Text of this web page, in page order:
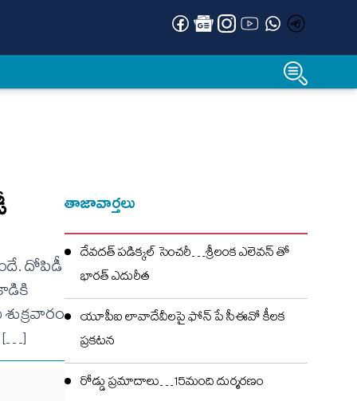
దోపిడీ
[…]
తాజావార్తలు
దేవదత్ పడిక్కల్‌ సెంచరీ…శ్రీలంక ఎలెవన్ తో
భారత్ ఎదురీత
యూపీఐ లావాదేవీలపై ఫోన్ పే సీఈవో కీలక
ప్రకటన
రోడ్డు ప్రమాదాలు…15మంది దుర్మరణం